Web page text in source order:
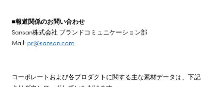
■報道関係のお問い合わせ
Sansan株式会社 ブランドコミュニケーション部
Mail: pr@sansan.com
コーポレートおよび各プロダクトに関する主な素材データは、下記